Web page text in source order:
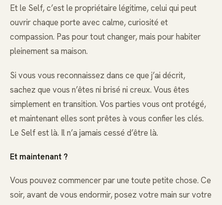
Et le Self, c’est le propriétaire légitime, celui qui peut
ouvrir chaque porte avec calme, curiosité et
compassion. Pas pour tout changer, mais pour habiter
pleinement sa maison.
Si vous vous reconnaissez dans ce que j’ai décrit,
sachez que vous n’êtes ni brisé ni creux. Vous êtes
simplement en transition. Vos parties vous ont protégé,
et maintenant elles sont prêtes à vous confier les clés.
Le Self est là. Il n’a jamais cessé d’être là.
Et maintenant ?
Vous pouvez commencer par une toute petite chose. Ce
soir, avant de vous endormir, posez votre main sur votre